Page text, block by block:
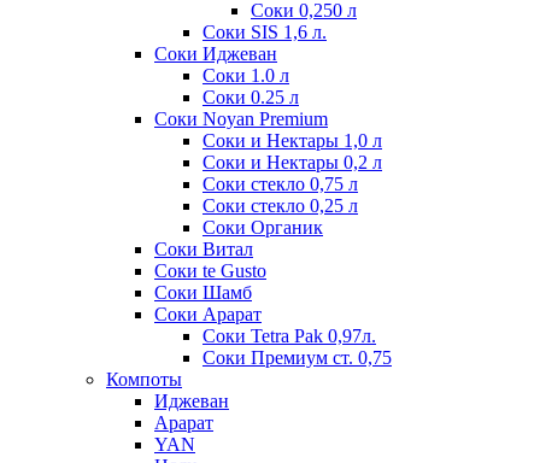
Соки 0,250 л
Соки SIS 1,6 л.
Соки Иджеван
Соки 1.0 л
Соки 0.25 л
Соки Noyan Premium
Соки и Нектары 1,0 л
Соки и Нектары 0,2 л
Соки стекло 0,75 л
Соки стекло 0,25 л
Соки Органик
Соки Витал
Соки te Gusto
Соки Шамб
Соки Арарат
Соки Tetra Pak 0,97л.
Соки Премиум ст. 0,75
Компоты
Иджеван
Арарат
YAN